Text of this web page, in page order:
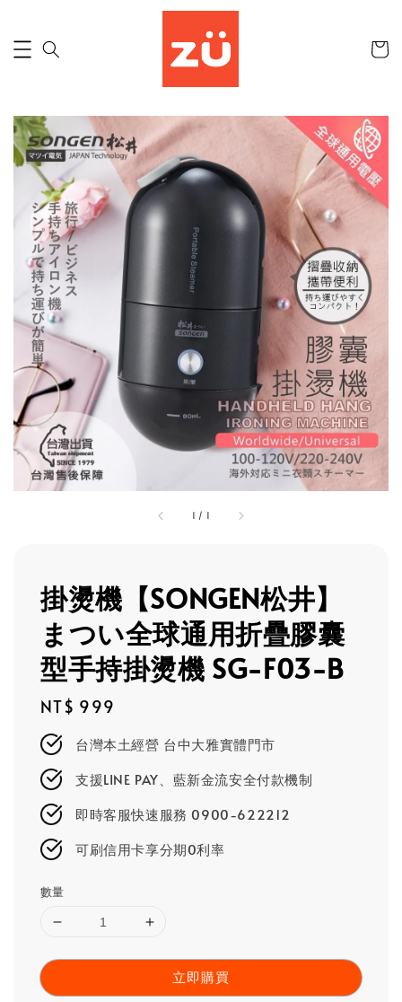
1 / 1
掛燙機【SONGEN松井】
まつい全球通用折疊膠囊
型手持掛燙機 SG-F03-B
Regular
price
NT$ 999
台灣本土經營 台中大雅實體門市
支援LINE PAY、藍新金流安全付款機制
即時客服快速服務 0900-622212
可刷信用卡享分期0利率
數量
立即購買